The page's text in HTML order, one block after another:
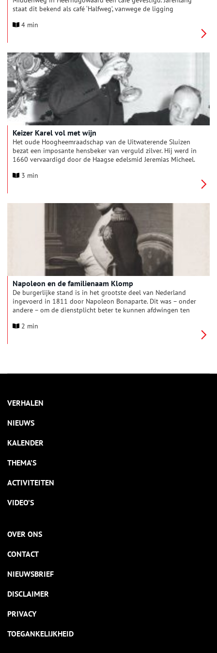
staat dit bekend als café ‘Halfweg’, vanwege de ligging
van den Heiligenberg, naast het café een restaurant te openen
interieur in boerenstijl rijker, genaamd ‘De Heer van Jericho’.
4 min
Keizer Karel vol met wijn
Het oude Hoogheemraadschap van de Uitwaterende Sluizen
bezat een imposante hensbeker van verguld zilver. Hij werd in
1660 vervaardigd door de Haagse edelsmid Jeremias Micheel.
Vijfde. Hij werd gezien als de oprichter van ‘Uitwaterende
3 min
Napoleon en de familienaam Klomp
De burgerlijke stand is in het grootste deel van Nederland
ingevoerd in 1811 door Napoleon Bonaparte. Dit was – onder
andere – om de dienstplicht beter te kunnen afdwingen ten
belastingheffing invoeren. Met de invoering van de burgerlijke
2 min
VERHALEN
NIEUWS
KALENDER
THEMA’S
ACTIVITEITEN
VIDEO’S
OVER ONS
CONTACT
NIEUWSBRIEF
DISCLAIMER
PRIVACY
TOEGANKELIJKHEID